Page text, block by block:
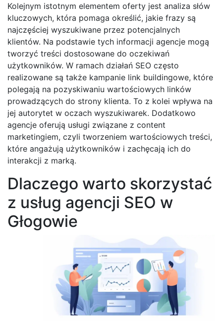
Kolejnym istotnym elementem oferty jest analiza słów
kluczowych, która pomaga określić, jakie frazy są
najczęściej wyszukiwane przez potencjalnych
klientów. Na podstawie tych informacji agencje mogą
tworzyć treści dostosowane do oczekiwań
użytkowników. W ramach działań SEO często
realizowane są także kampanie link buildingowe, które
polegają na pozyskiwaniu wartościowych linków
prowadzących do strony klienta. To z kolei wpływa na
jej autorytet w oczach wyszukiwarek. Dodatkowo
agencje oferują usługi związane z content
marketingiem, czyli tworzeniem wartościowych treści,
które angażują użytkowników i zachęcają ich do
interakcji z marką.
Dlaczego warto skorzystać
z usług agencji SEO w
Głogowie